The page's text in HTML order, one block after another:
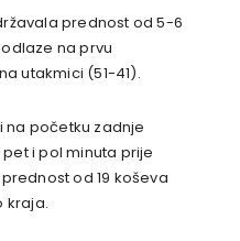
prednost od 5-6
na prvu
utakmici (51-41).
na početku zadnje
i pol minuta prije
od 19 koševa
kraja.